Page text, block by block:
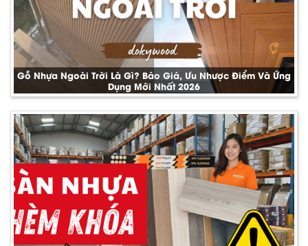
Gỗ Nhựa Ngoài Trời Là Gì? Báo Giá, Ưu Nhược Điểm Và Ứng
Dụng Mới Nhất 2026